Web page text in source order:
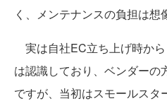
く、メンテナンスの負担は想
実は自社EC立ち上げ時か
は認識しており、ベンダーの
ですが、当初はスモールスタ